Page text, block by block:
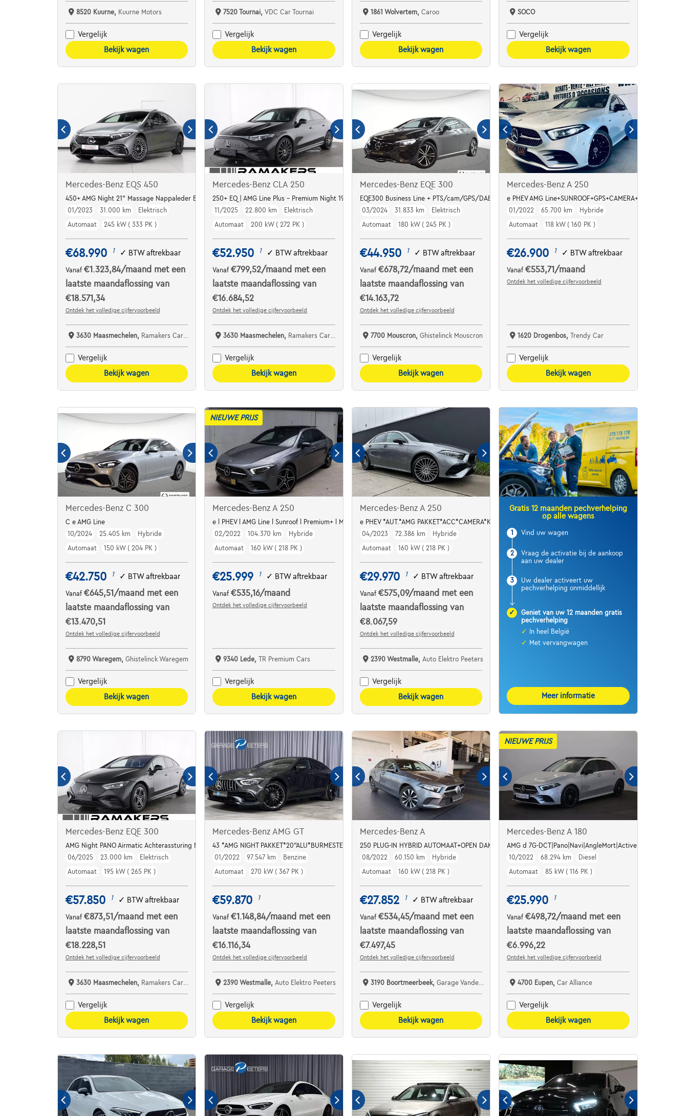
8520 Kuurne, Kuurne Motors
Vergelijk
Bekijk wagen
7520 Tournai,VDC Car Tournai
Vergelijk
Bekijk wagen
1861 Wolvertem, Caroo
Vergelijk
Bekijk wagen
SOCO
Vergelijk
Bekijk wagen
Mercedes-Benz EQS 450
450+ AMG Night 21" Massage Nappaleder Burmester
01/2023
31.000 km
Elektrisch
Automaat
245 kW ( 333 PK )
€68.990 1 ✓ BTW aftrekbaar
Vanaf €1.323,84/maand met een
laatste maandaflossing van
€18.571,34
Ontdek het volledige cijfervoorbeeld
3630 Maasmechelen, Ramakers Car Center
Vergelijk
Bekijk wagen
Mercedes-Benz CLA 250
250+ EQ | AMG Line Plus - Premium Night 19" PANO
11/2025
22.800 km
Elektrisch
Automaat
200 kW ( 272 PK )
€52.950 1 ✓ BTW aftrekbaar
Vanaf€799,52/maand met een
laatste maandaflossing van
€16.684,52
Ontdek het volledige cijfervoorbeeld
3630 Maasmechelen, Ramakers Car Center
Vergelijk
Bekijk wagen
Mercedes-Benz EQE 300
EQE300 Business Line + PTS/cam/GPS/DAB/LED/Distronic... in topstaat!
03/2024
31.833 km
Elektrisch
Automaat
180 kW ( 245 PK )
€44.950 1 ✓ BTW aftrekbaar
Vanaf €678,72/maand met een
laatste maandaflossing van
€14.163,72
Ontdek het volledige cijfervoorbeeld
7700 Mouscron, Ghistelinck Mouscron
Vergelijk
Bekijk wagen
Mercedes-Benz A 250
e PHEV AMG
01/2022
65.700 km
Hybride
Automaat
118 kW ( 160 PK )
€26.900 1 ✓ BTW aftrekbaar
Vanaf€553,71 /maand
Ontdek het volledige cijfervoorbeeld
1620 Drogenbos,Trendy Car
Vergelijk
Bekijk wagen
Mercedes-Benz C 300
C e AMG Line
10/2024
25.405 km
Hybride
Automaat
150 kW ( 204 PK )
€42.750 1 ✓ BTW aftrekbaar
Vanaf €645,51 /maand met een
laatste maandaflossing van
€13.470,51
Ontdek het volledige cijfervoorbeeld
8790 Waregem, Ghistelinck Waregem
Vergelijk
Bekijk wagen
NIEUWE PRIJS
Mercedes-Benz A 250
e l PHEV l AMG Line l Sunroof l Premium+ l Multibeam l Keyless
02/2022
104.370 km
Hybride
Automaat
160 kW ( 218 PK )
€25.999 1 ✓ BTW aftrekbaar
Vanaf€535,16/maand
Ontdek het volledige cijfervoorbeeld
9340 Lede,TR Premium Cars
Vergelijk
Bekijk wagen
Mercedes-Benz A 250
e PHEV *AUT.*AMG PAKKET*ACC*CAMERA*KEYLESS*FULL LED
04/2023
72.386 km
Hybride
Automaat
160 kW ( 218 PK )
€29.970 1 ✓ BTW aftrekbaar
Vanaf €575,09/maand met een
laatste maandaflossing van
€8.067,59
Ontdek het volledige cijfervoorbeeld
2390 Westmalle, Auto Elektro Peeters
Vergelijk
Bekijk wagen
Gratis 12 maanden pechverhelping
op alle wagens
1 Vind uw wagen
2
Vraag de activatie bij de aankoop
aan uw dealer
3
Uw dealer activeert uw
pechverhelping onmiddellijk
✓
Geniet van uw 12 maanden gratis
pechverhelping
✓
In heel België
✓ Met vervangwagen
Meer informatie
Mercedes-Benz EQE 300
AMG Night PANO Airmatic Achterassturing NAPPALEDER
06/2025
23.000 km
Elektrisch
Automaat
195 kW ( 265 PK )
€57.850 1 ✓ BTW aftrekbaar
Vanaf €873,51 /maand met een
laatste maandaflossing van
€18.228,51
Ontdek het volledige cijfervoorbeeld
3630 Maasmechelen, Ramakers Car Center
Vergelijk
Bekijk wagen
Mercedes-Benz AMG GT
43 *AMG NIGHT PAKKET*20"ALU*BURMESTER*RIDE CONTROL
01/2022
97.547 km
Benzine
Automaat
270 kW ( 367 PK )
€59.870 1
Vanaf€1.148,84/maand met een
laatste maandaflossing van
€16.116,34
Ontdek het volledige cijfervoorbeeld
2390 Westmalle, Auto Elektro Peeters
Vergelijk
Bekijk wagen
Mercedes-Benz A
250 PLUG-IN HYBRID AUTOMAAT+OPEN DAK-60000KM!!!!
08/2022
60.150 km
Hybride
Automaat
160 kW ( 218 PK )
€27.852 1 ✓ BTW aftrekbaar
Vanaf €534,45/maand met een
laatste maandaflossing van
€7.497,45
Ontdek het volledige cijfervoorbeeld
3190 Boortmeerbeek, Garage Vanderborght Boortmeerbeek
Vergelijk
Bekijk wagen
NIEUWE PRIJS
Mercedes-Benz A 180
AMG d 7G-DCT|Pano|Navi|AngleMort|Active Park
10/2022
68.294 km
Diesel
Automaat
85 kW ( 116 PK )
€25.990 1
Vanaf€498,72/maand met een
laatste maandaflossing van
€6.996,22
Ontdek het volledige cijfervoorbeeld
4700 Eupen,Car Alliance
Vergelijk
Bekijk wagen